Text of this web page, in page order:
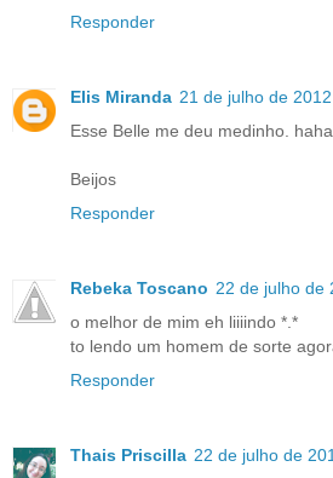
Responder
Elis Miranda 21 de julho de
Esse Belle me deu medinho.
Beijos
Responder
Rebeka Toscano 22 de julho de
o melhor de mim eh liiiindo *.*
to lendo um homem de sorte
Responder
Thais Priscilla 22 de julho de